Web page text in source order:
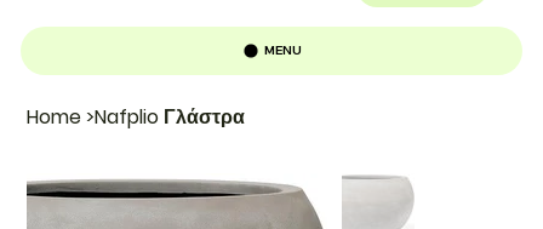
Home >Nafplio Γλάστρα
MENU